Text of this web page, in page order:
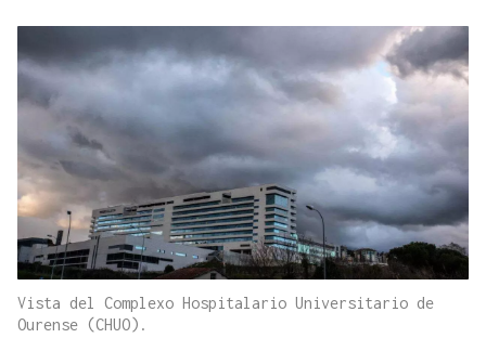
Vista del Complexo Hospitalario Universitario de
Ourense (CHUO).